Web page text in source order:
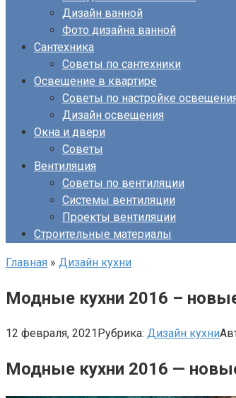
Дизайн ванной
Фото дизайна ванной
Сантехника
Советы по сантехники
Освещение в квартире
Советы по настройке
Дизайн освещения
Окна и двери
Советы
Вентиляция
Советы по вентиляции
Системы вентиляции
Проекты вентиляции
Строительные материалы
Главная » Дизайн кухни
Модные кухни 2016 –
12 февраля, 2021Рубрика: Дизайн кухни
Модные кухни 2016 —